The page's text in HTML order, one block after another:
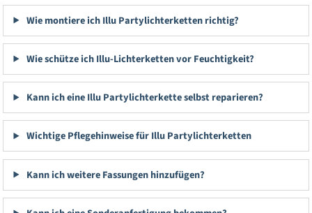
Wie montiere ich Illu Partylichterketten richtig?
Wie schütze ich Illu-Lichterketten vor Feuchtigkeit?
Kann ich eine Illu Partylichterkette selbst reparieren?
Wichtige Pflegehinweise für Illu Partylichterketten
Kann ich weitere Fassungen hinzufügen?